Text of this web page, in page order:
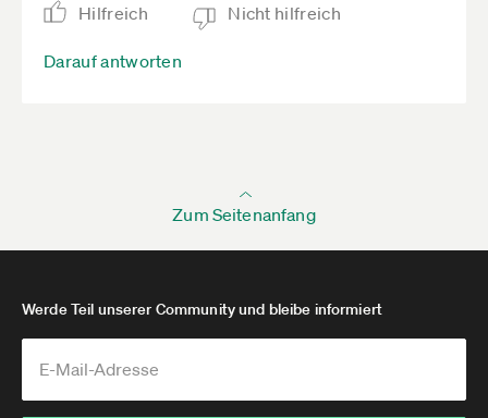
Hilfreich Nicht hilfreich
Darauf antworten
Zum Seitenanfang
Werde Teil unserer Community und bleibe informiert